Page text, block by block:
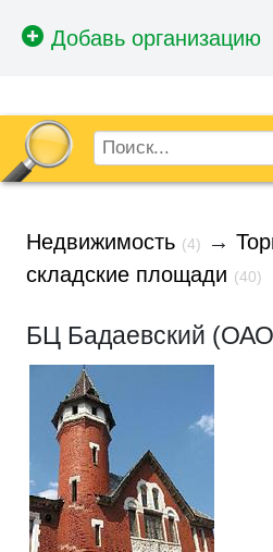
Недвижимость (4) →
складские площади (40)
БЦ Бадаевский